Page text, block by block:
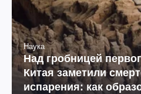
Наука
Над гробницей
Китая заметили
испарения: как